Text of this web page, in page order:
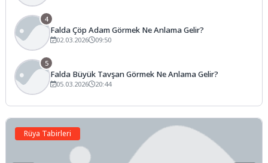
4
Falda Çöp Adam Görmek Ne Anlama Gelir?
02.03.2026 09:50
5
Falda Büyük Tavşan Görmek Ne Anlama Gelir?
05.03.2026 20:44
Rüya Tabirleri